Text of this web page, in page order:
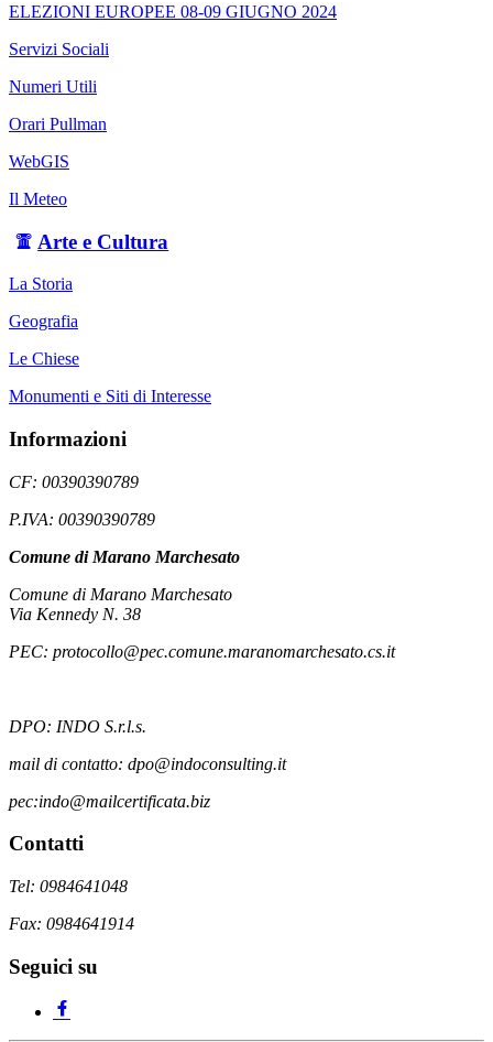
ELEZIONI EUROPEE 08-09 GIUGNO 2024
Servizi Sociali
Numeri Utili
Orari Pullman
WebGIS
Il Meteo
Arte e Cultura
La Storia
Geografia
Le Chiese
Monumenti e Siti di Interesse
Informazioni
CF: 00390390789
P.IVA: 00390390789
Comune di Marano Marchesato
Comune di Marano Marchesato
Via Kennedy N. 38
PEC: protocollo@pec.comune.maranomarchesato.cs.it
DPO: INDO S.r.l.s.
mail di contatto: dpo@indoconsulting.it
pec:indo@mailcertificata.biz
Contatti
Tel: 0984641048
Fax: 0984641914
Seguici su